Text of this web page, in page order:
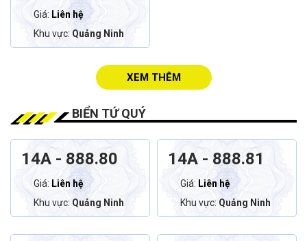
Giá: Liên hệ
Khu vực: Quảng Ninh
XEM THÊM
BIỂN TỨ QUÝ
14A - 888.80
Giá: Liên hệ
Khu vực: Quảng Ninh
14A - 888.81
Giá: Liên hệ
Khu vực: Quảng Ninh